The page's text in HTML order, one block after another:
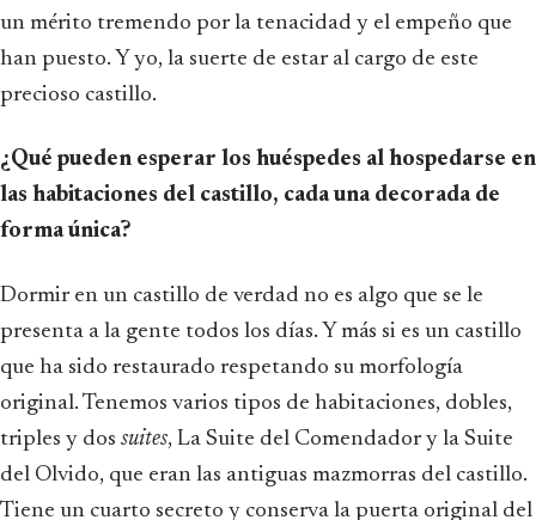
un mérito tremendo por la tenacidad y el empeño que
han puesto. Y yo, la suerte de estar al cargo de este
precioso castillo.
¿Qué pueden esperar los huéspedes al hospedarse en
las habitaciones del castillo, cada una decorada de
forma única?
Dormir en un castillo de verdad no es algo que se le
presenta a la gente todos los días. Y más si es un castillo
que ha sido restaurado respetando su morfología
original. Tenemos varios tipos de habitaciones, dobles,
triples y dos suites, La Suite del Comendador y la Suite
del Olvido, que eran las antiguas mazmorras del castillo.
Tiene un cuarto secreto y conserva la puerta original del